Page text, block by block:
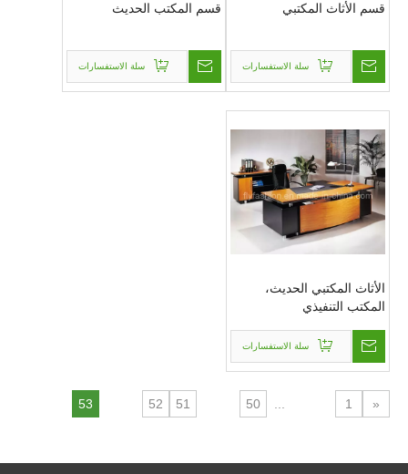
قسم الأثاث المكتبي
سلة الاستفسارات
قسم المكتب الحديث
سلة الاستفسارات
الأثاث المكتبي الحديث،
المكتب التنفيذي
سلة الاستفسارات
«
1
50
51
52
53